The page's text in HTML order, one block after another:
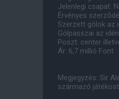
Jelenlegi csapat:
Érvényes
Szerzett gólok az
Gólpasszai az
Poszt: center
Ár: 6,7 millió Font
Megjegyzés: Sir
származó